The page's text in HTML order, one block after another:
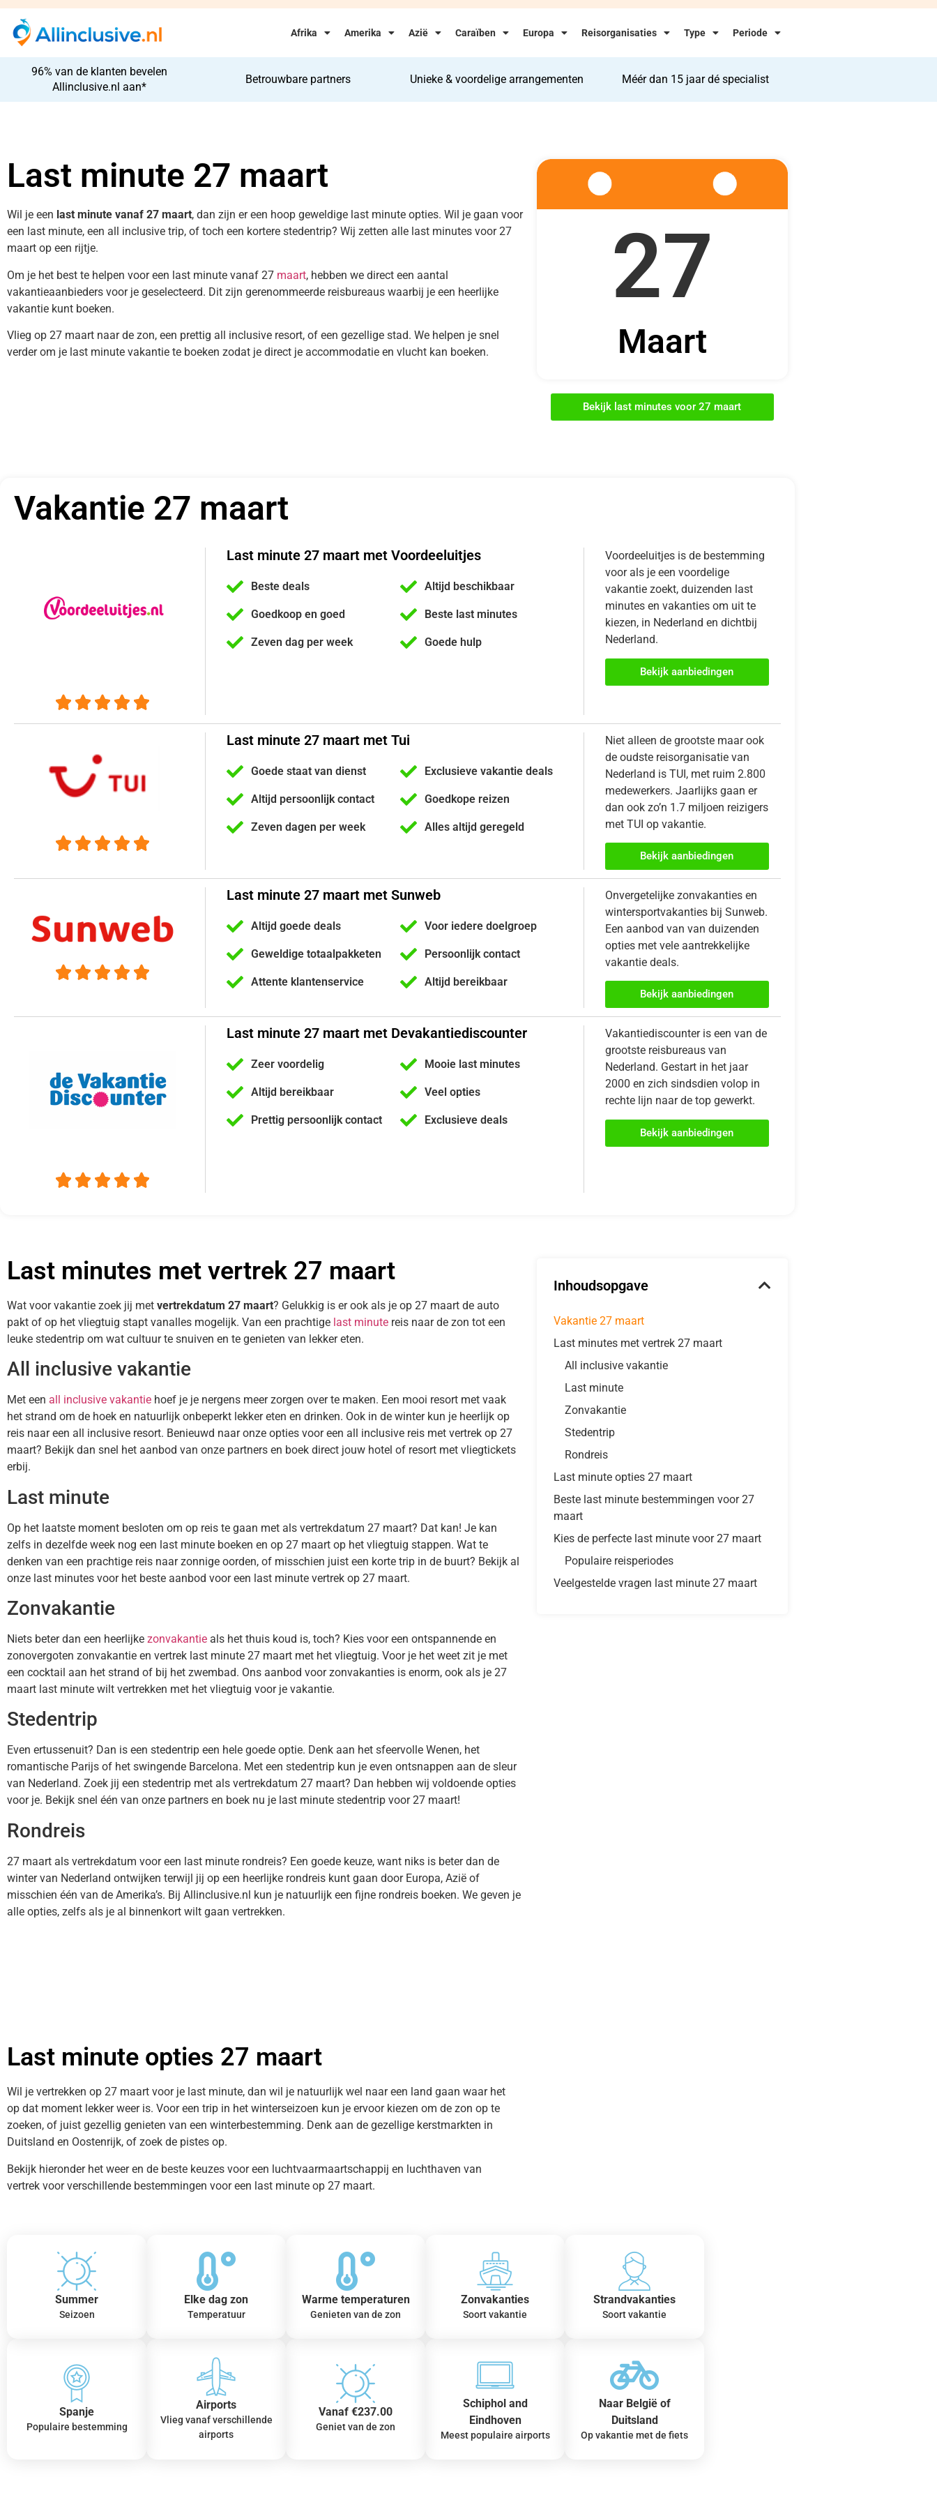
Afrika Amerika Azië Caraïben Europa Reisorganisaties Type Periode
96% van de klanten bevelen
Allinclusive.nl aan*
Betrouwbare partners Unieke & voordelige arrangementen Méér dan 15 jaar dé specialist
Last minute 27 maart
Wil je een last minute vanaf 27 maart, dan zijn er een hoop geweldige last minute opties. Wil je gaan voor
een last minute, een all inclusive trip, of toch een kortere stedentrip? Wij zetten alle last minutes voor 27
maart op een rijtje.
Om je het best te helpen voor een last minute vanaf 27 maart, hebben we direct een aantal
vakantieaanbieders voor je geselecteerd. Dit zijn gerenommeerde reisbureaus waarbij je een heerlijke
vakantie kunt boeken.
Vlieg op 27 maart naar de zon, een prettig all inclusive resort, of een gezellige stad. We helpen je snel
verder om je last minute vakantie te boeken zodat je direct je accommodatie en vlucht kan boeken.
27
Maart
Bekijk last minutes voor 27 maart
Vakantie 27 maart
    
Last minute 27 maart met Voordeeluitjes
Beste deals
Goedkoop en goed
Zeven dag per week
Altijd beschikbaar
Beste last minutes
Goede hulp
Voordeeluitjes is de bestemming
voor als je een voordelige
vakantie zoekt, duizenden last
minutes en vakanties om uit te
kiezen, in Nederland en dichtbij
Nederland.
Bekijk aanbiedingen
    
Last minute 27 maart met Tui
Goede staat van dienst
Altijd persoonlijk contact
Zeven dagen per week
Exclusieve vakantie deals
Goedkope reizen
Alles altijd geregeld
Niet alleen de grootste maar ook
de oudste reisorganisatie van
Nederland is TUI, met ruim 2.800
medewerkers. Jaarlijks gaan er
dan ook zo’n 1.7 miljoen reizigers
met TUI op vakantie.
Bekijk aanbiedingen
    
Last minute 27 maart met Sunweb
Altijd goede deals
Geweldige totaalpakketen
Attente klantenservice
Voor iedere doelgroep
Persoonlijk contact
Altijd bereikbaar
Onvergetelijke zonvakanties en
wintersportvakanties bij Sunweb.
Een aanbod van van duizenden
opties met vele aantrekkelijke
vakantie deals.
Bekijk aanbiedingen
    
Last minute 27 maart met Devakantiediscounter
Zeer voordelig
Altijd bereikbaar
Prettig persoonlijk contact
Mooie last minutes
Veel opties
Exclusieve deals
Vakantiediscounter is een van de
grootste reisbureaus van
Nederland. Gestart in het jaar
2000 en zich sindsdien volop in
rechte lijn naar de top gewerkt.
Bekijk aanbiedingen
Last minutes met vertrek 27 maart
Wat voor vakantie zoek jij met vertrekdatum 27 maart? Gelukkig is er ook als je op 27 maart de auto
pakt of op het vliegtuig stapt vanalles mogelijk. Van een prachtige last minute reis naar de zon tot een
leuke stedentrip om wat cultuur te snuiven en te genieten van lekker eten.
All inclusive vakantie
Met een all inclusive vakantie hoef je je nergens meer zorgen over te maken. Een mooi resort met vaak
het strand om de hoek en natuurlijk onbeperkt lekker eten en drinken. Ook in de winter kun je heerlijk op
reis naar een all inclusive resort. Benieuwd naar onze opties voor een all inclusive reis met vertrek op 27
maart? Bekijk dan snel het aanbod van onze partners en boek direct jouw hotel of resort met vliegtickets
erbij.
Last minute
Op het laatste moment besloten om op reis te gaan met als vertrekdatum 27 maart? Dat kan! Je kan
zelfs in dezelfde week nog een last minute boeken en op 27 maart op het vliegtuig stappen. Wat te
denken van een prachtige reis naar zonnige oorden, of misschien juist een korte trip in de buurt? Bekijk al
onze last minutes voor het beste aanbod voor een last minute vertrek op 27 maart.
Zonvakantie
Niets beter dan een heerlijke zonvakantie als het thuis koud is, toch? Kies voor een ontspannende en
zonovergoten zonvakantie en vertrek last minute 27 maart met het vliegtuig. Voor je het weet zit je met
een cocktail aan het strand of bij het zwembad. Ons aanbod voor zonvakanties is enorm, ook als je 27
maart last minute wilt vertrekken met het vliegtuig voor je vakantie.
Stedentrip
Even ertussenuit? Dan is een stedentrip een hele goede optie. Denk aan het sfeervolle Wenen, het
romantische Parijs of het swingende Barcelona. Met een stedentrip kun je even ontsnappen aan de sleur
van Nederland. Zoek jij een stedentrip met als vertrekdatum 27 maart? Dan hebben wij voldoende opties
voor je. Bekijk snel één van onze partners en boek nu je last minute stedentrip voor 27 maart!
Rondreis
27 maart als vertrekdatum voor een last minute rondreis? Een goede keuze, want niks is beter dan de
winter van Nederland ontwijken terwijl jij op een heerlijke rondreis kunt gaan door Europa, Azië of
misschien één van de Amerika’s. Bij Allinclusive.nl kun je natuurlijk een fijne rondreis boeken. We geven je
alle opties, zelfs als je al binnenkort wilt gaan vertrekken.
Inhoudsopgave
Vakantie 27 maart
Last minutes met vertrek 27 maart
All inclusive vakantie
Last minute
Zonvakantie
Stedentrip
Rondreis
Last minute opties 27 maart
Beste last minute bestemmingen voor 27
maart
Kies de perfecte last minute voor 27 maart
Populaire reisperiodes
Veelgestelde vragen last minute 27 maart
Last minute opties 27 maart
Wil je vertrekken op 27 maart voor je last minute, dan wil je natuurlijk wel naar een land gaan waar het
op dat moment lekker weer is. Voor een trip in het winterseizoen kun je ervoor kiezen om de zon op te
zoeken, of juist gezellig genieten van een winterbestemming. Denk aan de gezellige kerstmarkten in
Duitsland en Oostenrijk, of zoek de pistes op.
Bekijk hieronder het weer en de beste keuzes voor een luchtvaarmaartschappij en luchthaven van
vertrek voor verschillende bestemmingen voor een last minute op 27 maart.
Summer
Seizoen
Elke dag zon
Temperatuur
Warme temperaturen
Genieten van de zon
Zonvakanties
Soort vakantie
Strandvakanties
Soort vakantie
Spanje
Populaire bestemming
Airports
Vlieg vanaf verschillende
airports
Vanaf €237.00
Geniet van de zon
Schiphol and
Eindhoven
Meest populaire airports
Naar België of
Duitsland
Op vakantie met de fiets